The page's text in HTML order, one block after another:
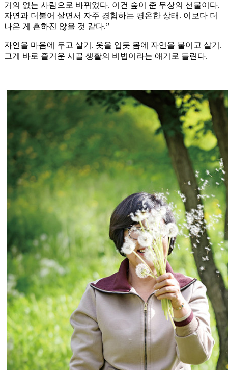
거의 없는 사람으로 바뀌었다. 이건 숲이 준 무상의 선물이다.
자연과 더불어 살면서 자주 경험하는 평온한 상태. 이보다 더
나은 게 흔하진 않을 것 같다.”
자연을 마음에 두고 살기. 옷을 입듯 몸에 자연을 붙이고 살기.
그게 바로 즐거운 시골 생활의 비법이라는 얘기로 들린다.